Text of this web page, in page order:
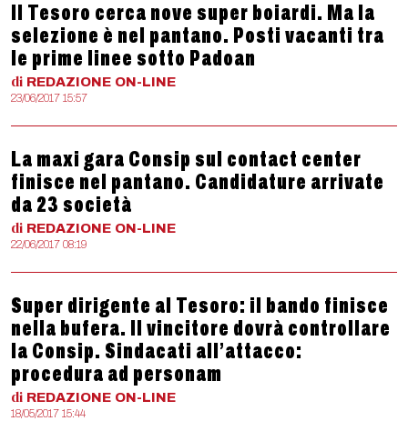
Il Tesoro cerca nove super boiardi. Ma la
selezione è nel pantano. Posti vacanti tra
le prime linee sotto Padoan
di REDAZIONE ON-LINE
23/06/2017 15:57
La maxi gara Consip sul contact center
finisce nel pantano. Candidature arrivate
da 23 società
di REDAZIONE ON-LINE
22/06/2017 08:19
Super dirigente al Tesoro: il bando finisce
nella bufera. Il vincitore dovrà controllare
la Consip. Sindacati all’attacco:
procedura ad personam
di REDAZIONE ON-LINE
18/05/2017 15:44